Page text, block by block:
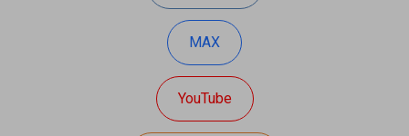
MAX
YouTube